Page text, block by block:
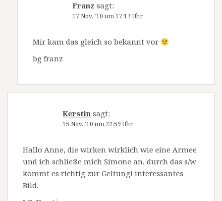
Franz sagt:
17 Nov. ’10 um 17:17 Uhr
Mir kam das gleich so bekannt vor
bg franz
Kerstin sagt:
15 Nov. ’10 um 22:59 Uhr
Hallo Anne, die wirken wirklich wie eine Armee
und ich schließe mich Simone an, durch das s/w
kommt es richtig zur Geltung! interessantes
Bild.